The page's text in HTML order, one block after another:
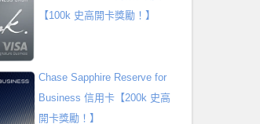
【100k 史高開卡獎勵！】
Chase Sapphire Reserve for
Business 信用卡【200k 史高
開卡獎勵！】